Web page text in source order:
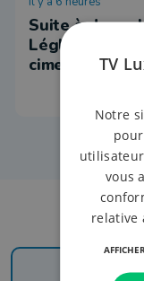
Suite à des
Léglise coupe
cimetièresTV
Notre
vous
relative